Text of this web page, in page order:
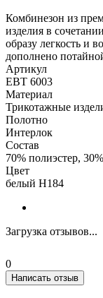
Комбинезон из
изделия в
образу легкость и
дополнено
Артикул
ЕВТ 6003
Материал
Трикотажные
Полотно
Интерлок
Состав
70% полиэстер,
Цвет
белый Н184
Загрузка отзывов...
0
Написать отзыв